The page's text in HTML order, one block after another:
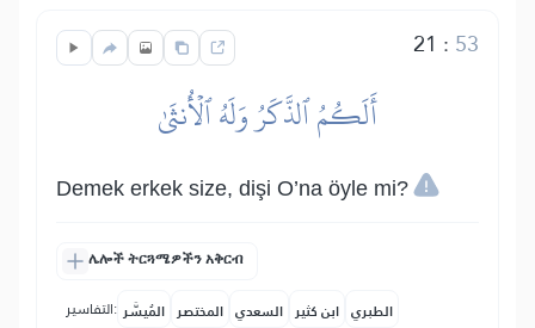
21 : 53
أَلَكُمُ ٱلذَّكَرُ وَلَهُ ٱلۡأُنثَىٰ
Demek erkek size, dişi O’na öyle mi?
ሌሎች ትርጓሜዎችን አቅርብ
التفاسير: المُيسَّر المختصر السعدي ابن كثير الطبري